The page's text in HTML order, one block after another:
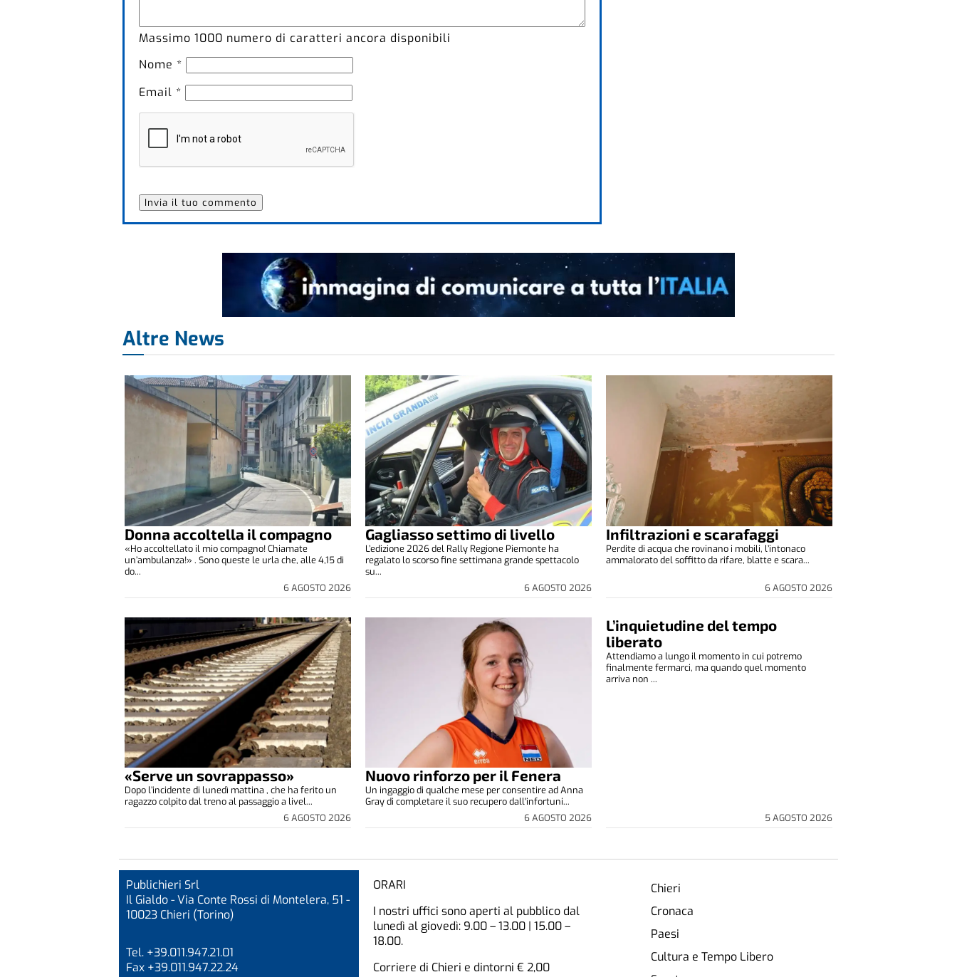
Massimo 1000 numero di caratteri ancora disponibili
Nome *
Email *
Altre News
Donna accoltella il compagno
6 AGOSTO 2026
«Ho accoltellato il mio compagno! Chiamate
un’ambulanza!» . Sono queste le urla che, alle 4,15 di
do...
Gagliasso settimo di livello
6 AGOSTO 2026
L’edizione 2026 del Rally Regione Piemonte ha
regalato lo scorso fine settimana grande spettacolo
su...
Infiltrazioni e scarafaggi
6 AGOSTO 2026
Perdite di acqua che rovinano i mobili, l’intonaco
ammalorato del soffitto da rifare, blatte e scara...
«Serve un sovrappasso»
6 AGOSTO 2026
Dopo l’incidente di lunedì mattina , che ha ferito un
ragazzo colpito dal treno al passaggio a livel...
Nuovo rinforzo per il Fenera
6 AGOSTO 2026
Un ingaggio di qualche mese per consentire ad Anna
Gray di completare il suo recupero dall'infortuni...
L’inquietudine del tempo
liberato
5 AGOSTO 2026
Attendiamo a lungo il momento in cui potremo
finalmente fermarci, ma quando quel momento
arriva non ...
Publichieri Srl
Il Gialdo - Via Conte Rossi di Montelera, 51 -
10023 Chieri (Torino)
Tel. +39.011.947.21.01
Fax +39.011.947.22.24
ORARI
I nostri uffici sono aperti al pubblico dal
lunedì al giovedì: 9.00 – 13.00 | 15.00 –
18.00.
Corriere di Chieri e dintorni € 2,00
Chieri
Cronaca
Paesi
Cultura e Tempo Libero